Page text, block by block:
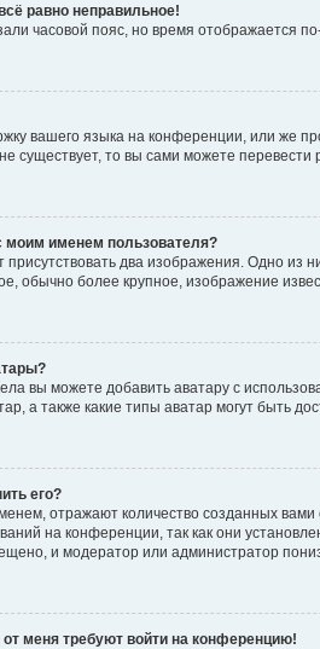
равно неправильное!
часовой пояс, но время отображается
вашего языка на конференции, или же
не существует, то вы сами можете
моим именем пользователя?
присутствовать два изображения. Одно из
обычно более крупное, изображение
вы можете добавить аватару с
а также какие типы аватар могут быть
его?
отражают количество созданных
на конференции, так как они
и модератор или администратор
меня требуют войти на конференцию!